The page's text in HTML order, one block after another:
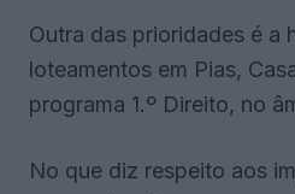
Outra das prioridades é a
loteamentos em Pias,
programa 1.º Direito, no
No que diz respeito aos